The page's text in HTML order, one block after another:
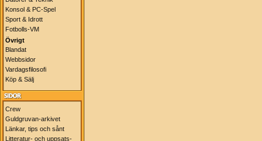
Konsol & PC-Spel
Sport & Idrott
Fotbolls-VM
Övrigt
Blandat
Webbsidor
Vardagsfilosofi
Köp & Sälj
Crew
Guldgruvan-arkivet
Länkar, tips och sånt
Litteratur- och uppsats-